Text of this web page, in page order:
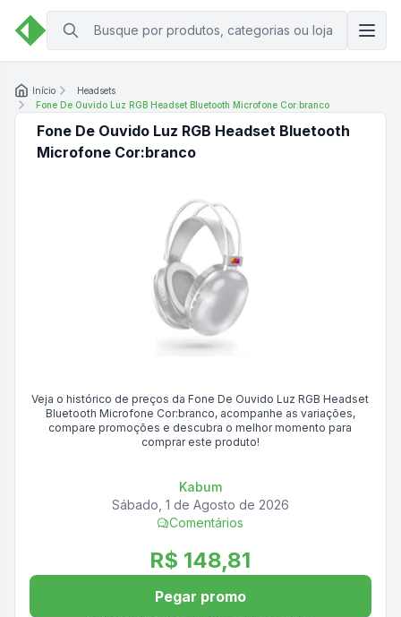
Início
Headsets
Fone De Ouvido Luz RGB Headset Bluetooth Microfone Cor:branco
Fone De Ouvido Luz RGB Headset Bluetooth
Microfone Cor:branco
Veja o histórico de preços daFone De Ouvido Luz RGB Headset
Bluetooth Microfone Cor:branco, acompanhe as variações,
compare promoções e descubra o melhor momento para
comprar este produto!
Kabum
Sábado, 1 de Agosto de 2026
Comentários
R$ 148,81
Pegar promo